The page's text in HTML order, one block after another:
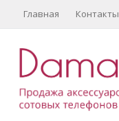
Главная Контакты